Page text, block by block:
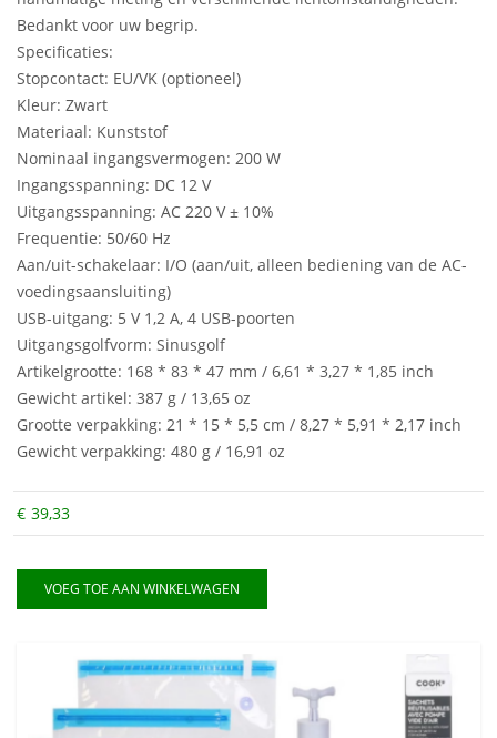
Bedankt voor uw begrip.
Specificaties:
Stopcontact: EU/VK (optioneel)
Kleur: Zwart
Materiaal: Kunststof
Nominaal ingangsvermogen: 200 W
Ingangsspanning: DC 12 V
Uitgangsspanning: AC 220 V ± 10%
Frequentie: 50/60 Hz
Aan/uit-schakelaar: I/O (aan/uit, alleen bediening van de AC-
voedingsaansluiting)
USB-uitgang: 5 V 1,2 A, 4 USB-poorten
Uitgangsgolfvorm: Sinusgolf
Artikelgrootte: 168 * 83 * 47 mm / 6,61 * 3,27 * 1,85 inch
Gewicht artikel: 387 g / 13,65 oz
Grootte verpakking: 21 * 15 * 5,5 cm / 8,27 * 5,91 * 2,17 inch
Gewicht verpakking: 480 g / 16,91 oz
€ 39,33
VOEG TOE AAN WINKELWAGEN